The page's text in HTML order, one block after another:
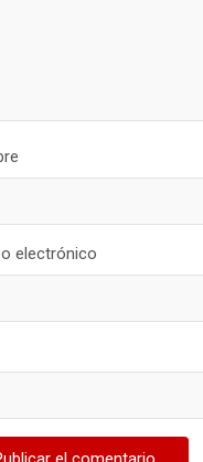
electrónico